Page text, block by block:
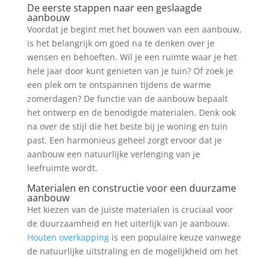
De eerste stappen naar een geslaagde
aanbouw
Voordat je begint met het bouwen van een aanbouw,
is het belangrijk om goed na te denken over je
wensen en behoeften. Wil je een ruimte waar je het
hele jaar door kunt genieten van je tuin? Of zoek je
een plek om te ontspannen tijdens de warme
zomerdagen? De functie van de aanbouw bepaalt
het ontwerp en de benodigde materialen. Denk ook
na over de stijl die het beste bij je woning en tuin
past. Een harmonieus geheel zorgt ervoor dat je
aanbouw een natuurlijke verlenging van je
leefruimte wordt.
Materialen en constructie voor een duurzame
aanbouw
Het kiezen van de juiste materialen is cruciaal voor
de duurzaamheid en het uiterlijk van je aanbouw.
Houten overkappingis een populaire keuze vanwege
de natuurlijke uitstraling en de mogelijkheid om het